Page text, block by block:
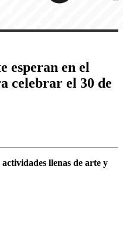
esperan en el
celebrar el 30 de
llenas de arte y